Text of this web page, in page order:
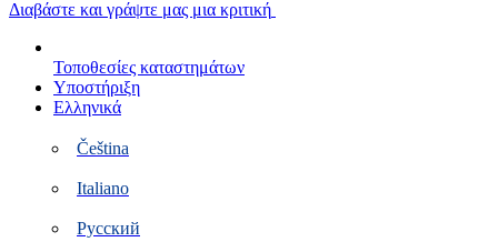
Διαβάστε και γράψτε μας μια κριτική
Τοποθεσίες καταστημάτων
Υποστήριξη
Ελληνικά
Čeština
Italiano
Русский